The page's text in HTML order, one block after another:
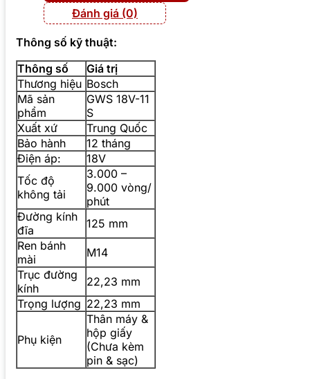
Đánh giá (0)
Thông số kỹ thuật:
Thông số
Giá trị
Thương hiệu Bosch
Mã sản
phẩm
GWS 18V-11
S
Xuất xứ
Trung Quốc
Bảo hành
12 tháng
Điện áp:
18V
Tốc độ
không tải
3.000 –
9.000 vòng/
phút
Đường kính
đĩa
125 mm
Ren bánh
mài
M14
Trục đường
kính
22,23 mm
Trọng lượng 22,23 mm
Phụ kiện
Thân máy &
hộp giấy
(Chưa kèm
pin & sạc)